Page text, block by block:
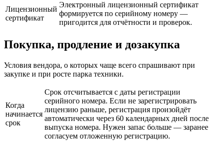
Лицензионный
сертификат
Электронный лицензионный сертификат
формируется по серийному номеру —
пригодится для отчётности и проверок.
Покупка, продление и дозакупка
Условия вендора, о которых чаще всего спрашивают при
закупке и при росте парка техники.
Когда
начинается
срок
Срок отсчитывается с даты регистрации
серийного номера. Если не зарегистрировать
лицензию раньше, регистрация произойдёт
автоматически через 60 календарных дней после
выпуска номера. Нужен запас больше — заранее
согласуем отложенную регистрацию.